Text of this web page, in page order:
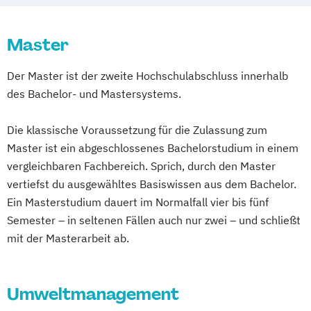
Betriebswirtschaftslehre – Industrial
Management
Management
Business Administration (DE/EN)
Business Intelligence
Business Intelligence (DE/EN)
Cloud Computing Coaching
Coaching und Supervision
Cyber Security (DE/EN)
Biochemie und Molekulare Biomedizin
Biologie und Umweltkunde (Lehramt)
Biotechnology
Burgendlandkroatisch/Kroatisch (Lehramt)
Chemical and Pharmaceutical Engineering
Chemie Chemie (Lehramt)
Cultural Sociology
Darstellende Geometrie (Lehramt)
der Frühen Neuzeit
Master
Der Master ist der zweite Hochschulabschluss innerhalb
des Bachelor- und Mastersystems.
Die klassische Voraussetzung für die Zulassung zum
Master ist ein abgeschlossenes Bachelorstudium in einem
vergleichbaren Fachbereich. Sprich, durch den Master
vertiefst du ausgewähltes Basiswissen aus dem Bachelor.
Ein Masterstudium dauert im Normalfall vier bis fünf
Semester – in seltenen Fällen auch nur zwei – und schließt
mit der Masterarbeit ab.
Umweltmanagement